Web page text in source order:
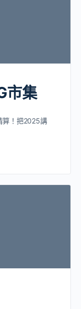
市集
算！把2025講